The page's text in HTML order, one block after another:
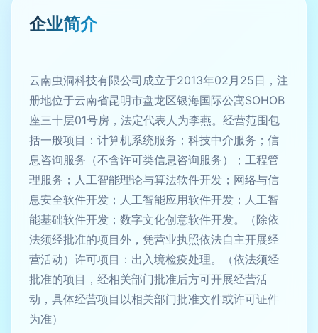
企业简介
云南虫洞科技有限公司成立于2013年02月25日，注
册地位于云南省昆明市盘龙区银海国际公寓SOHOB
座三十层01号房，法定代表人为李燕。经营范围包
括一般项目：计算机系统服务；科技中介服务；信
息咨询服务（不含许可类信息咨询服务）；工程管
理服务；人工智能理论与算法软件开发；网络与信
息安全软件开发；人工智能应用软件开发；人工智
能基础软件开发；数字文化创意软件开发。（除依
法须经批准的项目外，凭营业执照依法自主开展经
营活动）许可项目：出入境检疫处理。（依法须经
批准的项目，经相关部门批准后方可开展经营活
动，具体经营项目以相关部门批准文件或许可证件
为准）